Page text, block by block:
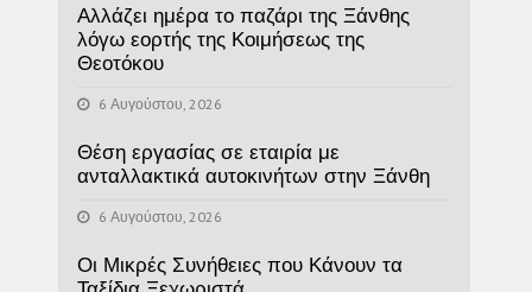
Αλλάζει ημέρα το παζάρι της Ξάνθης
λόγω εορτής της Κοιμήσεως της
Θεοτόκου
6 Αυγούστου, 2026
Θέση εργασίας σε εταιρία με
ανταλλακτικά αυτοκινήτων στην Ξάνθη
6 Αυγούστου, 2026
Οι Μικρές Συνήθειες που Κάνουν τα